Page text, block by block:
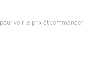
pour voir le prix et commander.